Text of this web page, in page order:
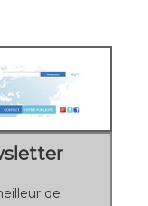
de